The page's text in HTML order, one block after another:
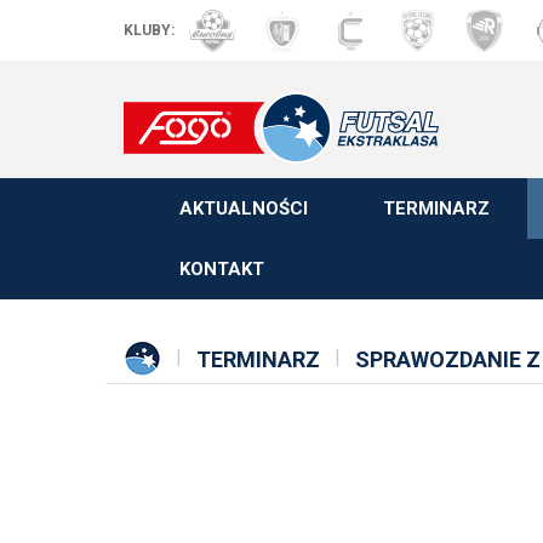
KLUBY:
AKTUALNOŚCI TERMINARZ
KONTAKT
TERMINARZ SPRAWOZDANIE